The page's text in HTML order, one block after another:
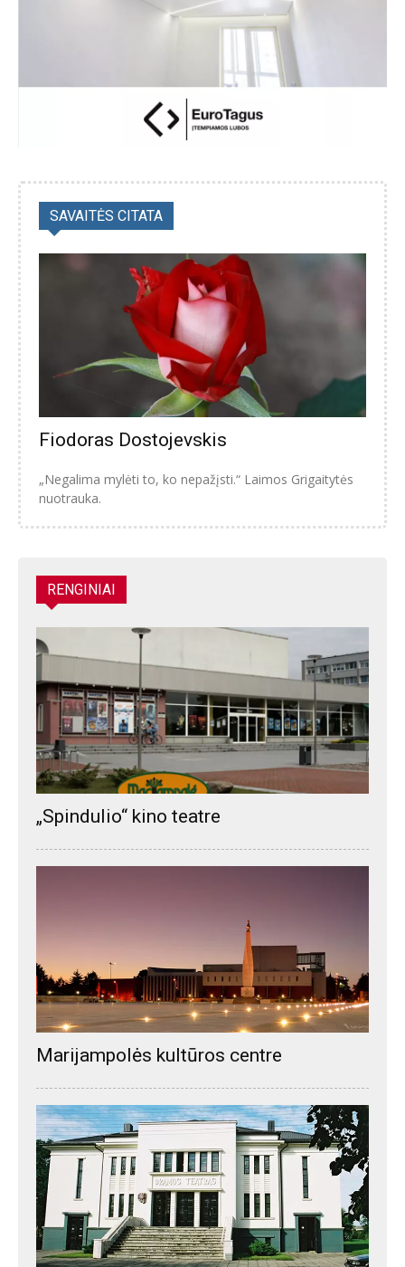
SAVAITĖS CITATA
Fiodoras Dostojevskis
„Negalima mylėti to, ko nepažįsti.“ Laimos Grigaitytės
nuotrauka.
RENGINIAI
„Spindulio“ kino teatre
Marijampolės kultūros centre